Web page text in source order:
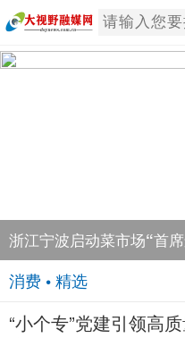
浙江宁波启动菜市场“首
消费 • 精选
“小个专”党建引领高